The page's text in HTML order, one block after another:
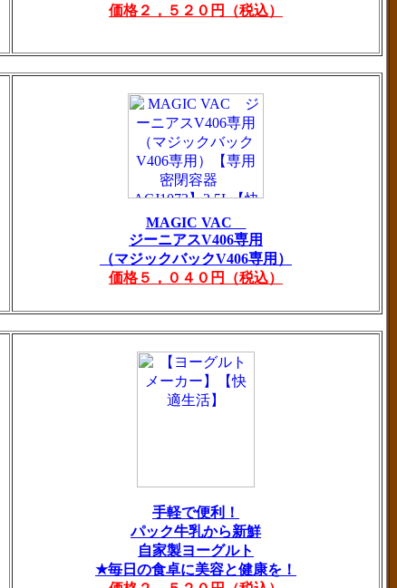
価格２，５２０円（税込）
MAGIC VAC
ジーニアスV406専用
（マジックバックV406専用）
価格５，０４０円（税込）
手軽で便利！
パック牛乳から新鮮
自家製ヨーグルト
★毎日の食卓に美容と健康を！